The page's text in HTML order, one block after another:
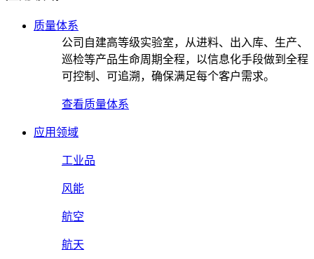
质量体系
公司自建高等级实验室，从进料、出入库、生产、
巡检等产品生命周期全程，以信息化手段做到全程
可控制、可追溯，确保满足每个客户需求。
查看质量体系
应用领域
工业品
风能
航空
航天